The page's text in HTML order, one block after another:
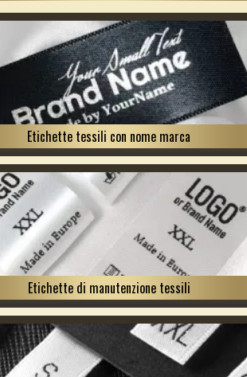
Etichette tessili con nome marca
Etichette di manutenzione tessili